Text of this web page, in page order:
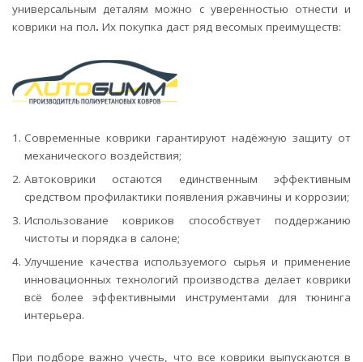
универсальным деталям можно с уверенностью отнести и
коврики на пол. Их покупка даст ряд весомых преимуществ:
Современные коврики гарантируют надёжную защиту от
механического воздействия;
Автоковрики остаются единственным эффективным
средством профилактики появления ржавчины и коррозии;
Использование ковриков способствует поддержанию
чистоты и порядка в салоне;
Улучшение качества используемого сырья и применение
инновационных технологий производства делает коврики
всё более эффективными инструментами для тюнинга
интерьера.
При подборе важно учесть, что все коврики выпускаются в